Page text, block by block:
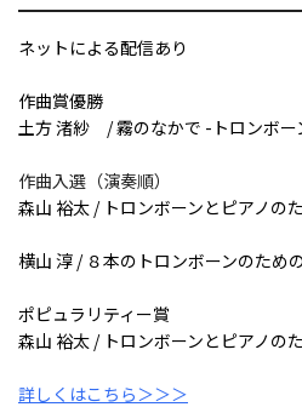
ネットによる配信あり
作曲賞優勝
土方 渚紗 / 霧のなかで -トロンボー
作曲入選 （演奏順）
森山 裕太 / トロンボーンとピアノの
横山 淳 / ８本のトロンボーンのため
ポピュラリティー賞
森山 裕太 / トロンボーンとピアノの
詳しくはこちら＞＞＞